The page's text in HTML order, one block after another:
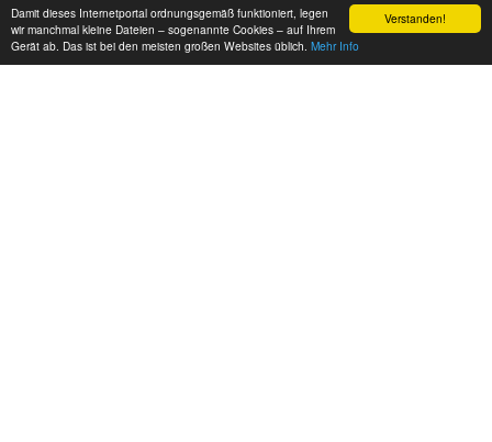
Verstanden!
Damit dieses Internetportal ordnungsgemäß funktioniert, legen
wir manchmal kleine Dateien – sogenannte Cookies – auf Ihrem
Gerät ab. Das ist bei den meisten großen Websites üblich. Mehr Info